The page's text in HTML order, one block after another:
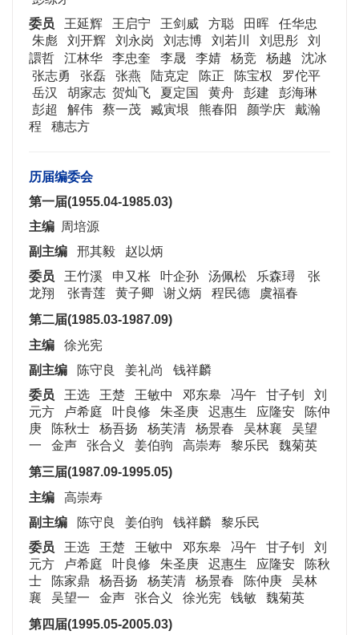
委员 王延辉 王启宁 王剑威 方聪 田晖 任华忠
朱彪 刘开辉 刘永岗 刘志博 刘若川 刘思彤 刘
譞哲 江林华 李忠奎 李晟 李婧 杨竞 杨越 沈冰
张志勇
张磊 张燕 陆克定 陈正 陈宝权 罗佗平
岳汉 胡家志 贺灿飞 夏定国 黄舟 彭建 彭海琳
彭超 解伟 蔡一茂 臧寅垠 熊春阳 颜学庆 戴瀚
程 穗志方
历届编委会
第一届(1955.04-1985.03)
主编 周培源
副主编 邢其毅 赵以炳
委员 王竹溪 申又枨 叶企孙 汤佩松 乐森璕 张
龙翔 张青莲 黄子卿 谢义炳 程民德 虞福春
第二届(1985.03-1987.09)
主编 徐光宪
副主编 陈守良 姜礼尚 钱祥麟
委员
王选 王楚 王敏中 邓东皋 冯午 甘子钊 刘
元方 卢希庭 叶良修 朱圣庚 迟惠生 应隆安 陈仲
庚 陈秋士 杨吾扬 杨芙清 杨景春 吴林襄 吴望
一 金声 张合义 姜伯驹 高崇寿 黎乐民 魏菊英
第三届(1987.09-1995.05)
主编 高崇寿
副主编 陈守良 姜伯驹 钱祥麟 黎乐民
委员 王选 王楚 王敏中 邓东皋 冯午 甘子钊 刘
元方 卢希庭 叶良修 朱圣庚 迟惠生 应隆安 陈秋
士 陈家鼎 杨吾扬 杨芙清 杨景春 陈仲庚 吴林
襄 吴望一 金声 张合义 徐光宪 钱敏 魏菊英
第四届(1995.05-2005.03)